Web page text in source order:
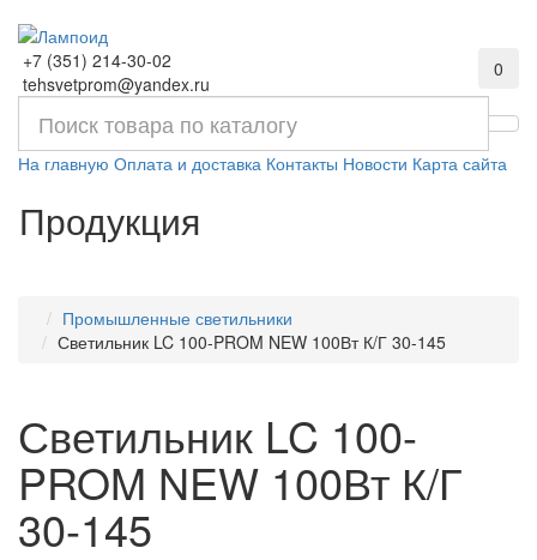
+7 (351) 214-30-02
tehsvetprom@yandex.ru
0
На главную Оплата и доставка Контакты Новости Карта сайта
Продукция
Промышленные светильники
Светильник LC 100-PROM NEW 100Вт К/Г 30-145
Светильник LC 100-
PROM NEW 100Вт К/Г
30-145